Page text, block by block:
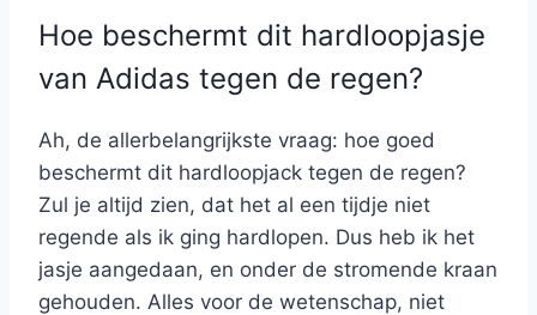
Hoe beschermt dit hardloopjasje
van Adidas tegen de regen?
Ah, de allerbelangrijkste vraag: hoe goed
beschermt dit hardloopjack tegen de regen?
Zul je altijd zien, dat het al een tijdje niet
regende als ik ging hardlopen. Dus heb ik het
jasje aangedaan, en onder de stromende kraan
gehouden. Alles voor de wetenschap, niet